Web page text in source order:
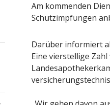
Am kommenden
Schutzimpfungen
Darüber informiert
Eine vierstellige